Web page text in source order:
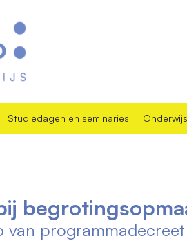
Studiedagen en seminaries
van